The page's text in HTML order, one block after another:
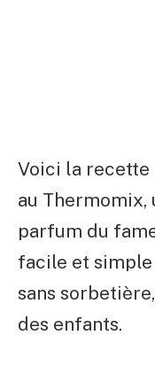
Voici la recette
au Thermomix,
parfum du
facile et
sans
des enfants.